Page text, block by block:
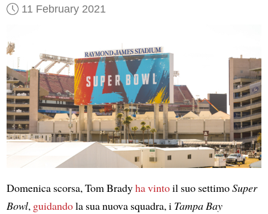
11 February 2021
Domenica scorsa, Tom Bradyha vintoil suo settimoSuper
Bowl, guidandola sua nuova squadra, i Tampa Bay